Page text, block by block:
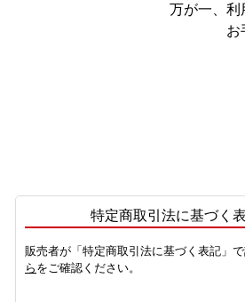
万が一、利
お
特定商取引法に基づく
販売者が「特定商取引法に基づく表記」
ら をご確認ください。